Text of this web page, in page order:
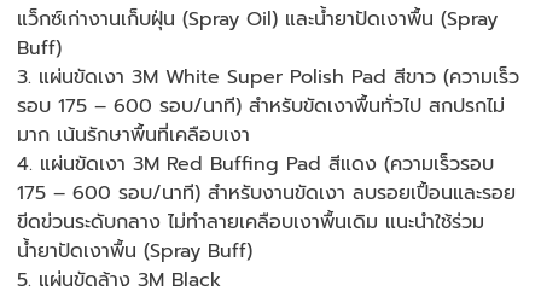
แว็กซ์เก่างานเก็บฝุ่น (Spray Oil) และน้ำยาปัดเงาพื้น (Spray
Buff)
3. แผ่นขัดเงา 3M White Super Polish Pad สีขาว (ความเร็ว
รอบ 175 – 600 รอบ/นาที) สำหรับขัดเงาพื้นทั่วไป สกปรกไม่
มาก เน้นรักษาพื้นที่เคลือบเงา
4. แผ่นขัดเงา 3M Red Buffing Pad สีแดง (ความเร็วรอบ
175 – 600 รอบ/นาที) สำหรับงานขัดเงา ลบรอยเปื้อนและรอย
ขีดข่วนระดับกลาง ไม่ทำลายเคลือบเงาพื้นเดิม แนะนำใช้ร่วม
น้ำยาปัดเงาพื้น (Spray Buff)
5. แผ่นขัดล้าง 3M Black